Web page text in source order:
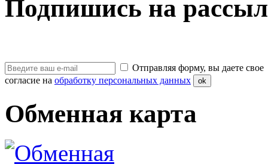
Подпишись на
Отправляя форму, вы даете свое
согласие на обработку персональных данных ok
Обменная карта